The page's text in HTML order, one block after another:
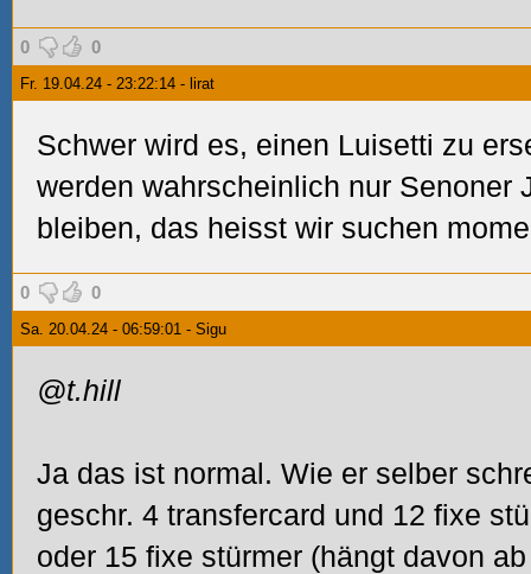
0 0
Fr. 19.04.24 - 23:22:14 - lirat
Schwer wird es, einen Luisetti zu
werden wahrscheinlich nur Senoner
bleiben, das heisst wir suchen
0 0
Sa. 20.04.24 - 06:59:01 - Sigu
@t.hill
Ja das ist normal. Wie er selber
geschr. 4 transfercard und 12 fixe
oder 15 fixe stürmer (hängt davon